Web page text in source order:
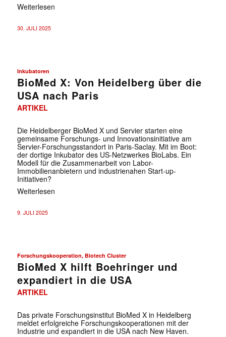
Weiterlesen
30. JULI 2025
Inkubatoren
BioMed X: Von Heidelberg über die
USA nach Paris
ARTIKEL
Die Heidelberger BioMed X und Servier starten eine
gemeinsame Forschungs- und Innovationsinitiative am
Servier-Forschungsstandort in Paris-Saclay. Mit im Boot:
der dortige Inkubator des US-Netzwerkes BioLabs. Ein
Modell für die Zusammenarbeit von Labor-
Immobilienanbietern und industrienahen Start-up-
Initiativen?
Weiterlesen
9. JULI 2025
Forschungskooperation, Biotech Cluster
BioMed X hilft Boehringer und
expandiert in die USA
ARTIKEL
Das private Forschungsinstitut BioMed X in Heidelberg
meldet erfolgreiche Forschungskooperationen mit der
Industrie und expandiert in die USA nach New Haven.